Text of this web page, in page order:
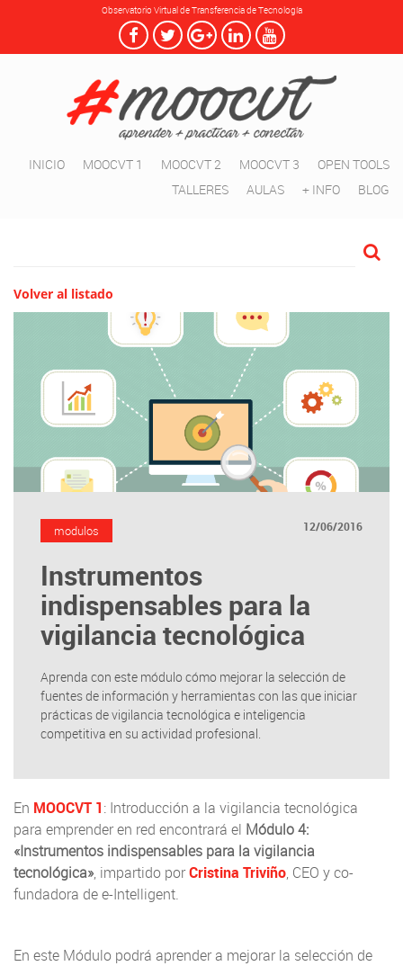
Observatorio Virtual de Transferencia de Tecnología
INICIO MOOCVT 1 MOOCVT 2 MOOCVT 3
OPEN TOOLS
TALLERES
AULAS + INFO BLOG
Volver al listado
modulos 12/06/2016
Instrumentos
indispensables para la
vigilancia tecnológica
Aprenda con este módulo cómo mejorar la selección de
fuentes de información y herramientas con las que iniciar
prácticas de vigilancia tecnológica e inteligencia
competitiva en su actividad profesional.
En MOOCVT 1: Introducción a la vigilancia tecnológica
para emprender en red encontrará el Módulo 4:
«Instrumentos indispensables para la vigilancia
tecnológica», impartido porCristina Triviño, CEO y co-
fundadora de e-Intelligent.
En este Módulo podrá aprender a mejorar la selección de